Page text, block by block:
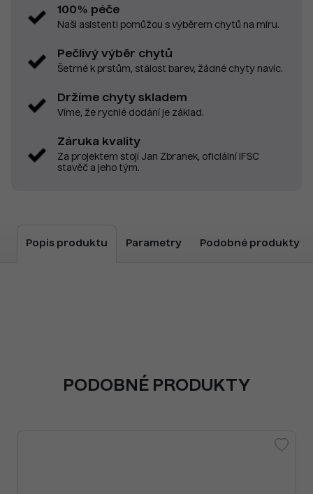
100% péče
Naši asistenti pomůžou s výběrem chytů na míru.
Pečlivý výběr chytů
Šetrné k prstům, stálost barev, žádné chyty navíc.
Držíme chyty skladem
Víme, že rychlé dodání je základ.
Záruka kvality
Za projektem stojí Jan Zbranek, oficiální IFSC
stavěč a jeho tým.
Popis produktu Parametry Podobné produkty
PODOBNÉ PRODUKTY